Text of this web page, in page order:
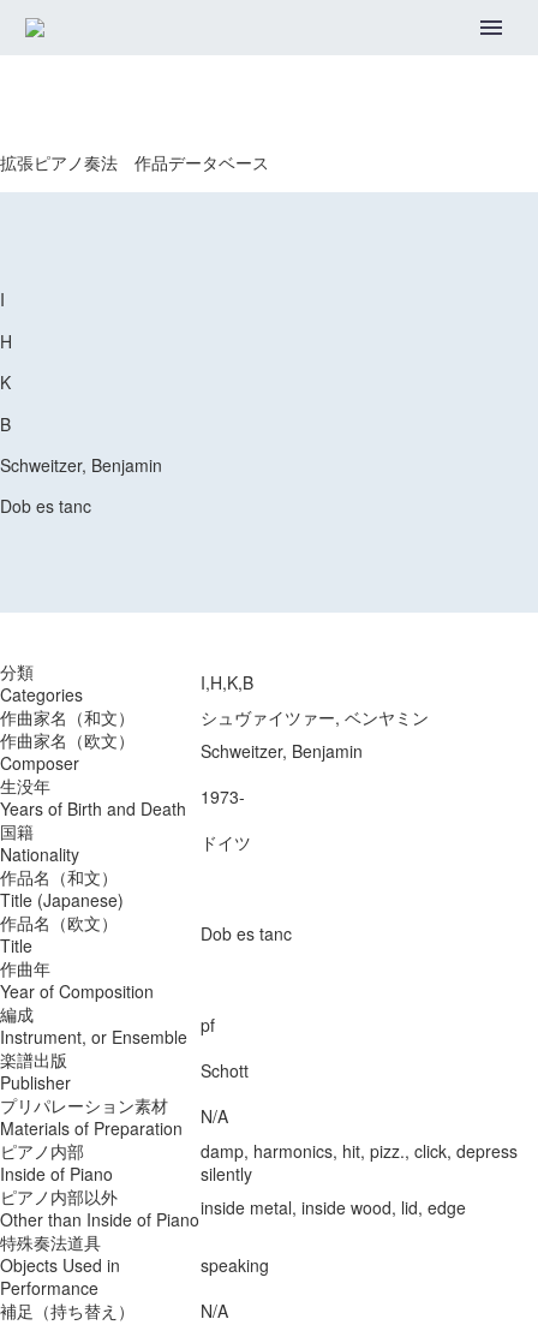
拡張ピアノ奏法 作品データベース
I
H
K
B
Schweitzer, Benjamin
Dob es tanc
分類
Categories
I,H,K,B
作曲家名（和文）
シュヴァイツァー, ベンヤミン
作曲家名（欧文）
Composer
Schweitzer, Benjamin
生没年
Years of Birth and Death
1973-
国籍
Nationality
ドイツ
作品名（和文）
Title (Japanese)
作品名（欧文）
Title
Dob es tanc
作曲年
Year of Composition
編成
Instrument, or Ensemble pf
楽譜出版
Publisher
Schott
プリパレーション素材
Materials of Preparation
N/A
ピアノ内部
Inside of Piano
damp, harmonics, hit, pizz., click, depress
silently
ピアノ内部以外
Other than Inside of Pianoinside metal, inside wood, lid, edge
特殊奏法道具
Objects Used in
Performance
speaking
補足（持ち替え）
N/A